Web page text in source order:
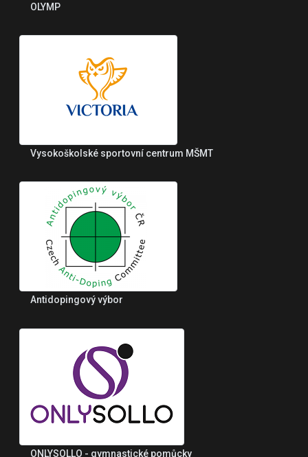
OLYMP
Vysokoškolské sportovní centrum MŠMT
Antidopingový výbor
ONLYSOLLO - gymnastické pomůcky